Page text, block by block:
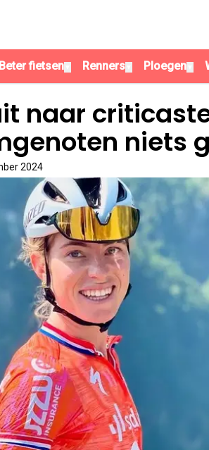
Beter fietsen Renners Ploegen
naar
niets
2024